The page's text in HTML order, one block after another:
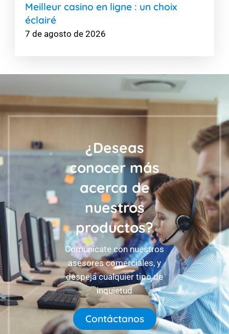
Meilleur casino en ligne : un choix
éclairé
7 de agosto de 2026
¿Deseas
conocer más
acerca de
nuestros
productos?
Comunícate con nuestros
asesores comerciales, y
despeja cualquier tipo de
inquietud
Contáctanos